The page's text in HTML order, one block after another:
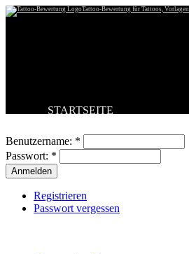
Tattoo-Bewertung für Tattoos,
STARTSEITE
BESTE TATTOOS
NEUESTE TATTOOS
KOMMENTARE
FORUM
Benutzername: *
Passwort: *
Registrieren
Passwort vergessen